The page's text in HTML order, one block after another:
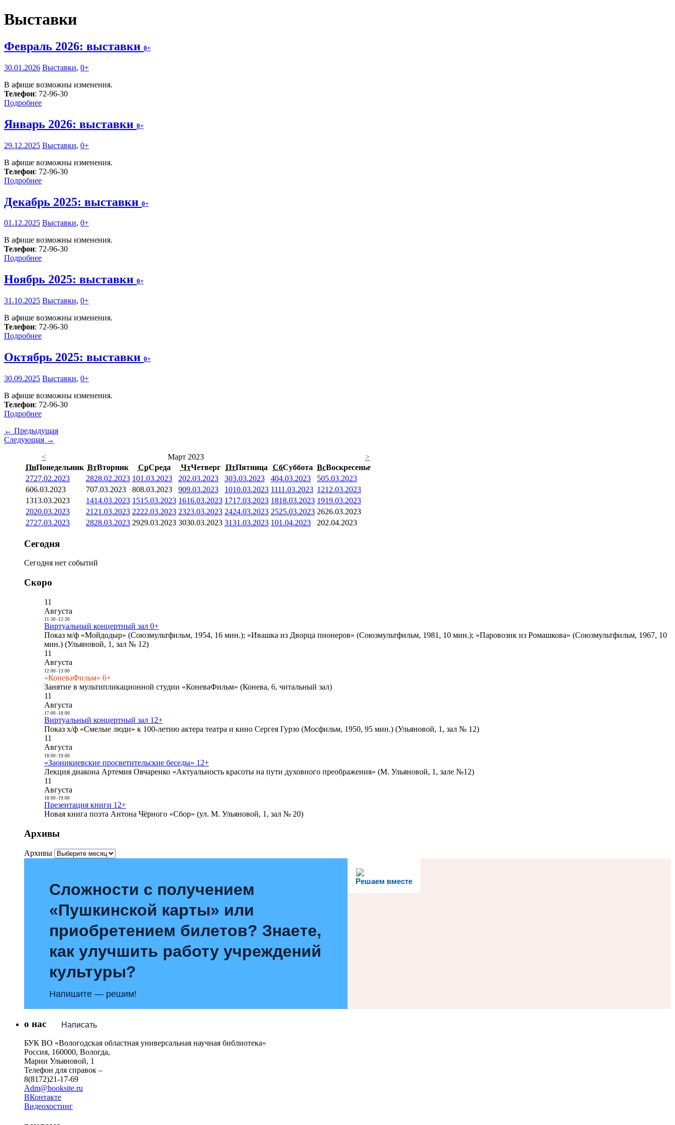
Выставки
Февраль 2026: выставки 0+
30.01.2026 Выставки, 0+
В афише возможны изменения.
Телефон: 72-96-30
Подробнее
Январь 2026: выставки 0+
29.12.2025 Выставки, 0+
В афише возможны изменения.
Телефон: 72-96-30
Подробнее
Декабрь 2025: выставки 0+
01.12.2025 Выставки, 0+
В афише возможны изменения.
Телефон: 72-96-30
Подробнее
Ноябрь 2025: выставки 0+
31.10.2025 Выставки, 0+
В афише возможны изменения.
Телефон: 72-96-30
Подробнее
Октябрь 2025: выставки 0+
30.09.2025 Выставки, 0+
В афише возможны изменения.
Телефон: 72-96-30
Подробнее
← Предыдущая
Следующая →
<
Март 2023
>
ПнПонедельник ВтВторник СрСреда ЧтЧетверг ПтПятница СбСуббота ВсВоскресенье
2727.02.2023 2828.02.2023 101.03.2023 202.03.2023 303.03.2023 404.03.2023 505.03.2023
606.03.2023 707.03.2023 808.03.2023 909.03.2023 1010.03.2023 1111.03.2023 1212.03.2023
1313.03.2023 1414.03.2023 1515.03.2023 1616.03.2023 1717.03.2023 1818.03.2023 1919.03.2023
2020.03.2023 21 21.03.2023 2222.03.2023 2323.03.2023 2424.03.2023 2525.03.2023 2626.03.2023
2727.03.2023 2828.03.2023 2929.03.2023 3030.03.2023 3131.03.2023 101.04.2023 202.04.2023
Сегодня
Сегодня нет событий
Скоро
11
Августа
11:30- 12:30
Виртуальный концертный зал 0+
Показ м/ф «Мойдодыр» (Союзмультфильм, 1954, 16 мин.); «Ивашка из Дворца пионеров» (Союзмультфильм, 1981, 10 мин.); «Паровозик из Ромашкова» (Союзмультфильм, 1967, 10
мин.) (Ульяновой, 1, зал № 12)
11
Августа
12:00- 13:00
«КоневаФильм» 6+
Занятие в мультипликационной студии «КоневаФильм» (Конева, 6, читальный зал)
11
Августа
17:00- 18:00
Виртуальный концертный зал 12+
Показ х/ф «Смелые люди» к 100-летию актера театра и кино Сергея Гурзо (Мосфильм, 1950, 95 мин.) (Ульяновой, 1, зал № 12)
11
Августа
18:00- 19:00
«Заоникиевские просветительские беседы» 12+
Лекция диакона Артемия Овчаренко «Актуальность красоты на пути духовного преображения» (М. Ульяновой, 1, зале №12)
11
Августа
18:00- 19:00
Презентация книги 12+
Новая книга поэта Антона Чёрного «Сбор» (ул. М. Ульяновой, 1, зал № 20)
Архивы
Архивы
Решаем вместе
Сложности с получением
«Пушкинской карты» или
приобретением билетов? Знаете,
как улучшить работу учреждений
культуры?
Напишите — решим!
Написать
о нас
БУК ВО «Вологодская областная универсальная научная библиотека»
Россия, 160000, Вологда,
Марии Ульяновой, 1
Телефон для справок –
8(8172)21-17-69
Adm@booksite.ru
ВКонтакте
Видеохостинг